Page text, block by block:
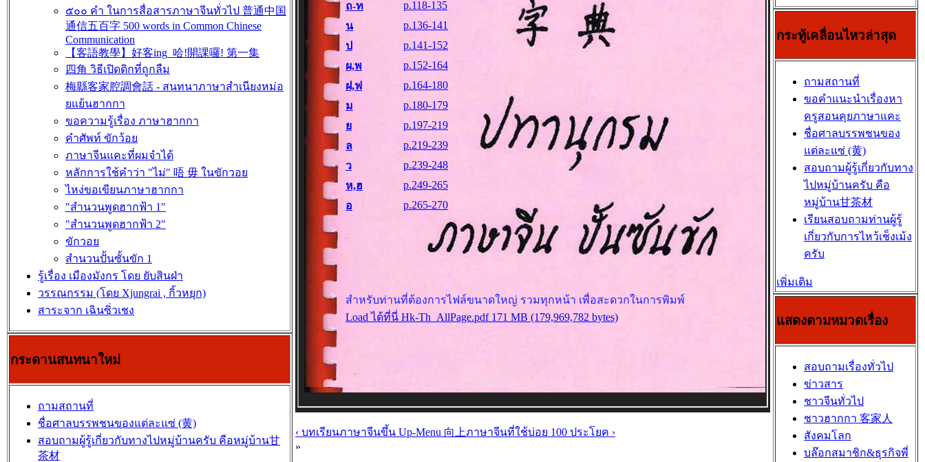
๕๐๐ คำ ในการสื่อสารภาษาจีนทั่วไป 普通中国
通信五百字 500 words in Common Chinese
Communication
【客語教學】好客ing_哈!開課囉! 第一集
四角 วิธีเปิดดิกที่ถูกลืม
梅縣客家腔調會話 - สนทนาภาษาสำเนียงหม่อ
ยแย้นฮากกา
ขอความรู้เรื่อง ภาษาฮากกา
คำศัพท์ ขักว้อย
ภาษาจีนแคะที่ผมจำได้
หลักการใช้คำว่า "ไม่" 唔 毋 ในขักวอย
ไหง่ขอเขียนภาษาฮากกา
"สำนวนพูดฮากฟ้า 1"
"สำนวนพูดฮากฟ้า 2"
ขักวอย
สำนวนปั้นซั้นขัก 1
รู้เรื่อง เมืองมังกร โดย ยับสินฝ่า
วรรณกรรม (โดย Xjungrai , กิ้วหยุก)
สาระจาก เฉินซิ่วเชง
กระดานสนทนาใหม่
ถามสถานที่
ชื่อศาลบรรพชนของแต่ละแซ่ (黄)
สอบถามผู้รู้เกี่ยวกับทางไปหมู่บ้านครับ คือหมู่บ้าน甘
茶材
‹ บทเรียนภาษาจีนขึ้น Up-Menu 向上ภาษาจีนที่ใช้บ่อย 100 ประโยค ›
»
กระทู้เคลื่อนไหวล่าสุด
ถามสถานที่
ขอคำแนะนำเรื่องหา
ครูสอนคุยภาษาแคะ
ชื่อศาลบรรพชนของ
แต่ละแซ่ (黄)
สอบถามผู้รู้เกี่ยวกับทาง
ไปหมู่บ้านครับ คือ
หมู่บ้าน甘茶材
เรียนสอบถามท่านผู้รู้
เกี่ยวกับการไหว้เช็งเม้ง
ครับ
เพิ่มเติม
แสดงตามหมวดเรื่อง
สอบถามเรื่องทั่วไป
ข่าวสาร
ชาวจีนทั่วไป
ชาวฮากกา 客家人
สังคมโลก
บล๊อกสมาชิก&ธุรกิจพี่